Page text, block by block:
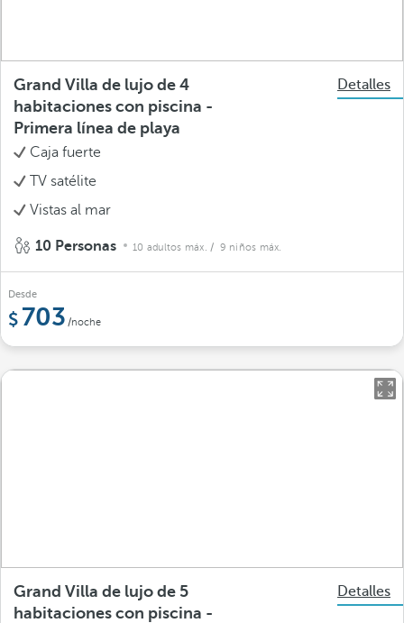
Grand Villa de lujo de 4
habitaciones con piscina -
Primera línea de playa
Detalles
Caja fuerte
TV satélite
Vistas al mar
10 Personas 10 adultos máx. / 9 niños máx.
Desde
703 /noche
Grand Villa de lujo de 5
habitaciones con piscina -
Detalles